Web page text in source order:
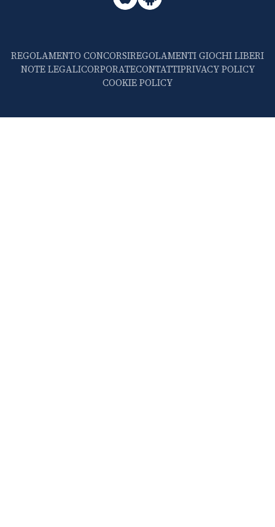
REGOLAMENTO CONCORSIREGOLAMENTI GIOCHI LIBERI
NOTE LEGALICORPORATECONTATTIPRIVACY POLICY
COOKIE POLICY